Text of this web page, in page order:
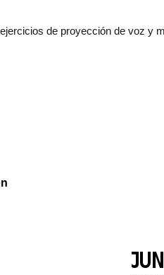
de proyección de voz y